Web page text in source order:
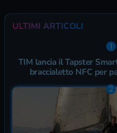
ULTIMI ARTICOLI
TIM lancia il Tapster
braccialetto NFC per